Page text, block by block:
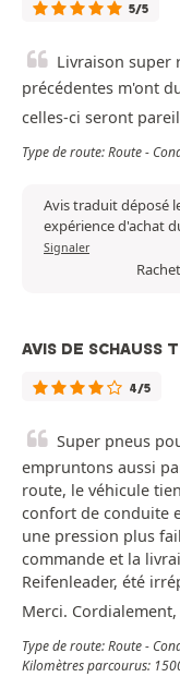
5/5
Livraison super
précédentes m'ont
celles-ci seront
Type de route: Route -
Avis traduit déposé
expérience d'achat
Signaler
AVIS DE SCHAUSS T
4/5
Super pneus
empruntons aussi
route, le véhicule
confort de conduite
une pression plus
commande et la
Reifenleader, été
Merci.
Type de route: Route -
Kilomètres parcourus: